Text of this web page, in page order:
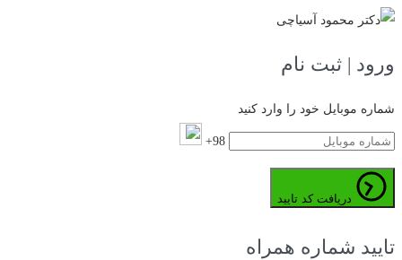
ورود | ثبت نام
شماره موبایل خود را وارد کنید
98+
تایید شماره همراه